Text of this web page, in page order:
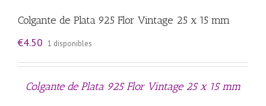
Colgante de Plata 925 Flor Vintage 25 x 15 mm
€4.50 1 disponibles
Colgante de Plata 925 Flor Vintage 25 x 15 mm